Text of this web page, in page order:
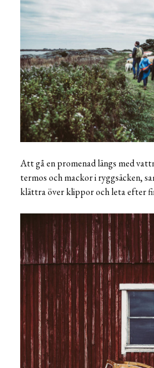
Att gå en promenad längs med
termos och mackor i ryggsäcken,
klättra över klippor och leta efter